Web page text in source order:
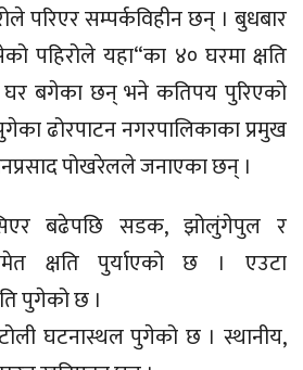
परिएर सम्पर्कविहीन छन् । बुधबार
पहिरोले यहा“का ४० घरमा क्षति
बगेका छन् भने कतिपय पुरिएको
ढोरपाटन नगरपालिकाका प्रमुख
पोखरेलले जनाएका छन् ।
बढेपछि सडक, झोलुंगेपुल र
क्षति पुर्याएको छ । एउटा
पुगेको छ ।
टोली घटनास्थल पुगेको छ । स्थानीय,